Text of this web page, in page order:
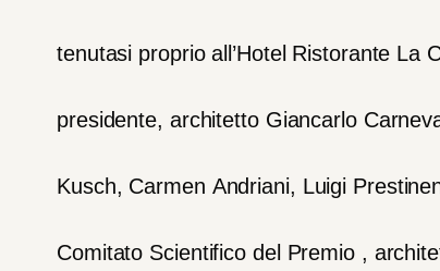
tenutasi proprio all’Hotel Ristorante La
presidente, architetto Giancarlo
Kusch, Carmen Andriani, Luigi
Comitato Scientifico del Premio ,